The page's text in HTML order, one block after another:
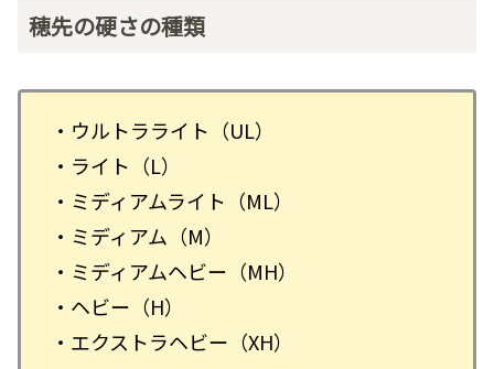
穂先の硬さの種類
・ウルトラライト（UL）
・ライト（L）
・ミディアムライト（ML）
・ミディアム（M）
・ミディアムヘビー（MH）
・ヘビー（H）
・エクストラヘビー（XH）